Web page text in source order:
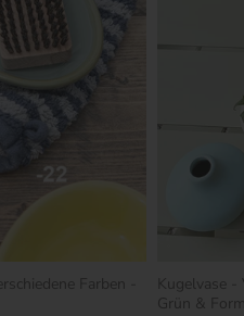
Farben -
Kugelvase
Grün &